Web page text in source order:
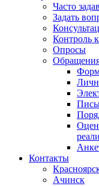
Часто
Задать
Контроль
Опросы
Контакты
Ачинск